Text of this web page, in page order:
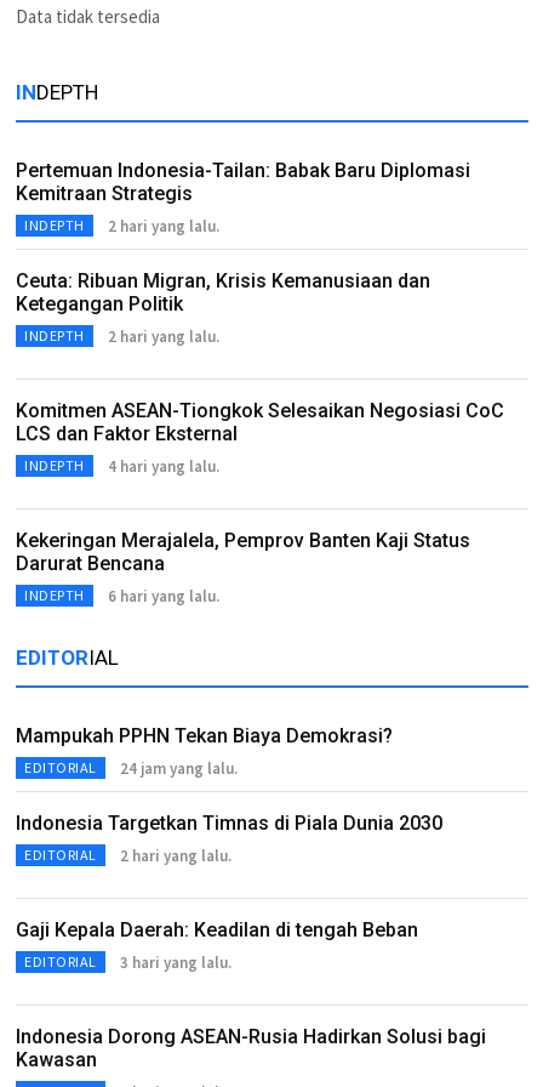
Data tidak tersedia
INDEPTH
Pertemuan Indonesia-Tailan: Babak Baru Diplomasi
Kemitraan Strategis
INDEPTH 2 hari yang lalu.
Ceuta: Ribuan Migran, Krisis Kemanusiaan dan
Ketegangan Politik
INDEPTH 2 hari yang lalu.
Komitmen ASEAN-Tiongkok Selesaikan Negosiasi CoC
LCS dan Faktor Eksternal
INDEPTH 4 hari yang lalu.
Kekeringan Merajalela, Pemprov Banten Kaji Status
Darurat Bencana
INDEPTH 6 hari yang lalu.
EDITORIAL
Mampukah PPHN Tekan Biaya Demokrasi?
EDITORIAL 24 jam yang lalu.
Indonesia Targetkan Timnas di Piala Dunia 2030
EDITORIAL 2 hari yang lalu.
Gaji Kepala Daerah: Keadilan di tengah Beban
EDITORIAL 3 hari yang lalu.
Indonesia Dorong ASEAN-Rusia Hadirkan Solusi bagi
Kawasan